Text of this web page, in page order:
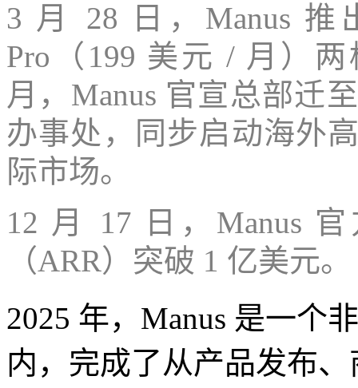
3 月 28 日，Manus
Pro（199 美元 / 月）
月，Manus 官宣总部迁
办事处，同步启动海外
际市场。
12 月 17 日，Manus
（ARR）突破 1 亿美元。
2025 年，Manus 是一个
内，完成了从产品发布